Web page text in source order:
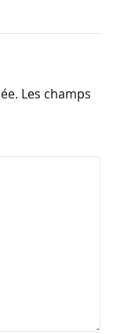
Les champs